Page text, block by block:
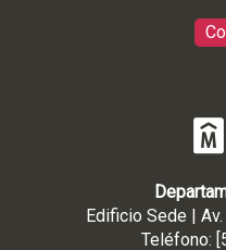
Edificio Sede |
Teléfono: